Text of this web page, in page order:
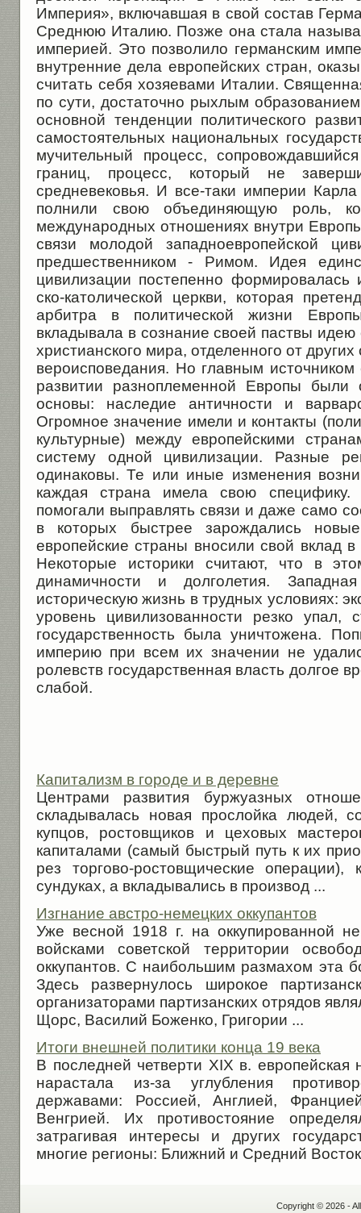
Империя», включавшая в свой состав
Среднюю Италию. Позже она стала
империей. Это позволило германским
внутренние дела европейских стран,
считать себя хо­зяевами Италии.
по сути, доста­точно рыхлым
основной тенденции политического
самостоятельных национальных
мучительный про­цесс,
гра­ниц, процесс, который не
средневековья. И все-таки империи
полнили свою объединяющую роль,
международных отношениях внутри
связи молодой западноевро­пейской
предшественни­ком - Римом. Идея
цивилизации постепенно
ско-католической церкви, которая
арбитра в политической жизни
вкладывала в сознание своей па­ствы
христианского мира, отделенного от
вероисповедания. Но главным источником
развитии разноплеменной Европы были
основы: наследие античности и
Огромное значение имели и контакты
культур­ные) между европейскими
систему одной цивилизации. Разные
одинаковы. Те или иные изменения
каждая страна имела свою специфику.
помогали выправлять связи и даже само
в которых быстрее зарожда­лись
европейские стра­ны вносили свой вклад
Некоторые историки считают, что в
динамичности и долголетия.
историческую жизнь в трудных условиях:
уровень цивилизованности резко упал,
государственность была уничто­жена.
империю при всем их значении не
ролевств государственная власть долгое
слабой.
Капитализм в городе и в деревне
Центрами развития буржуазных
складывалась новая прослойка людей,
купцов, ростовщиков и цехо­вых
капиталами (са­мый быстрый путь к их
рез торгово-ростовщические
сундуках, а вкладывались в производ ...
Изгнание австро-немецких оккупантов
Уже весной 1918 г. на оккупированной
войсками советской территории
оккупантов. С наибольшим размахом эта
Здесь развернулось широкое
организаторами партизанских отрядов
Щорс, Василий Боженко, Григории ...
Итоги внешней политики конца 19 века
В последней четверти XIX в. европейская
нарастала из-за углубления
державами: Россией, Англией,
Венгрией. Их противостояние
затрагивая интересы и других
многие регионы: Ближний и Средний
Copyright © 2026 -